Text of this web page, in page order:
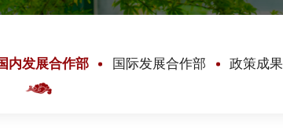
内发展合作部 国际发展合作部 政策成果